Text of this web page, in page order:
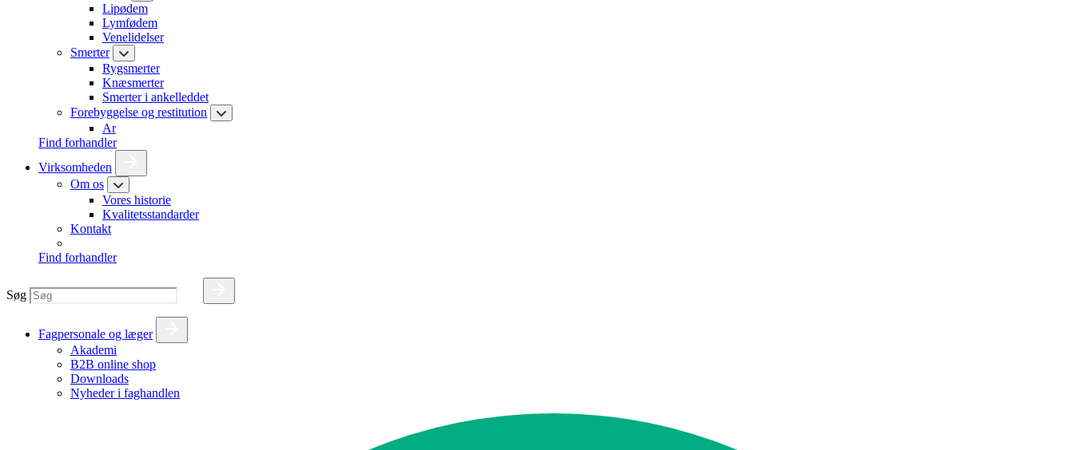
Lipødem
Lymfødem
Venelidelser
Smerter
Rygsmerter
Knæsmerter
Smerter i ankelleddet
Forebyggelse og restitution
Ar
Find forhandler
Virksomheden
Om os
Vores historie
Kvalitetsstandarder
Kontakt
Find forhandler
Søg
Fagpersonale og læger
Akademi
B2B online shop
Downloads
Nyheder i faghandlen